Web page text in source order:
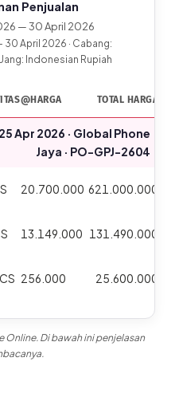
Penjualan
— 30 April 2026
30 April 2026 · Cabang:
Indonesian Rupiah
@HARGA TOTAL HARGA
Apr 2026 · Global Phone
Jaya · PO-GPJ-2604
20.700.000 621.000.000
13.149.000 131.490.000
256.000 25.600.000
100.000 6.910.000
Online. Di bawah ini penjelasan